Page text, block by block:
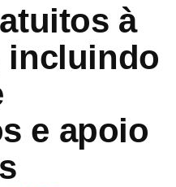
à
incluindo
e apoio